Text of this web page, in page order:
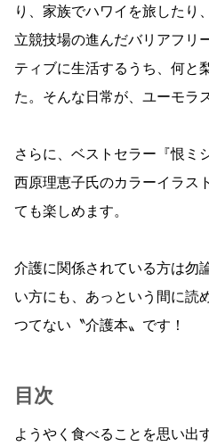
り、家族でハワイを旅したり
立競技場の進んだバリアフリ
ティブに生活するうち、何と
た。そんな日常が、ユーモラ
さらに、ベストセラー『恨ミ
西原理恵子氏のカラーイラス
ても楽しめます。
介護に関係されている方は勿
い方にも、あっという間に読
つてない〝介護本〟です！
目次
ようやく食べることを思い出